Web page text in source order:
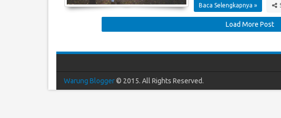
Baca Selengkapnya »
Load More Post
Warung Blogger© 2015. All Rights Reserved.